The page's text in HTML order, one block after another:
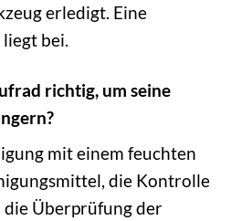
erledigt. Eine
bei.
richtig, um seine
mit einem feuchten
die Kontrolle
die Überprüfung der